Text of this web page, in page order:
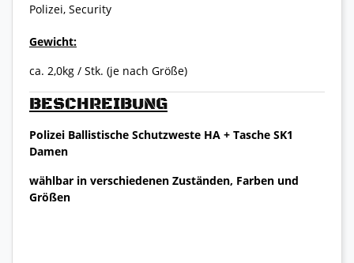
BESCHREIBUNG
Polizei Ballistische Schutzweste HA + Tasche SK1
Damen
wählbar in verschiedenen Zuständen, Farben und
Größen
Polizei, Security
Gewicht:
ca. 2,0kg / Stk. (je nach Größe)